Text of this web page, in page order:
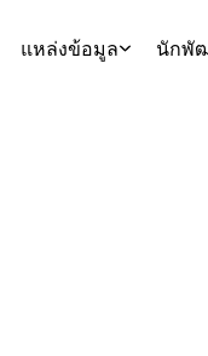
แหล่งข้อมูล นักพั